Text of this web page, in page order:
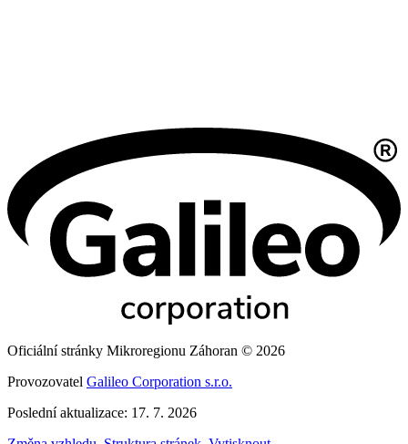
Oficiální stránky Mikroregionu Záhoran © 2026
Provozovatel Galileo Corporation s.r.o.
Poslední aktualizace: 17. 7. 2026